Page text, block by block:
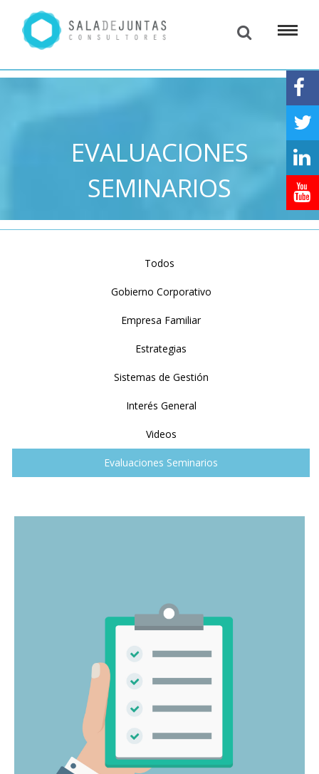
EVALUACIONES
SEMINARIOS
Todos
Gobierno Corporativo
Empresa Familiar
Estrategias
Sistemas de Gestión
Interés General
Videos
Evaluaciones Seminarios